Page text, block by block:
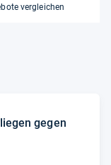
vergleichen
gegen